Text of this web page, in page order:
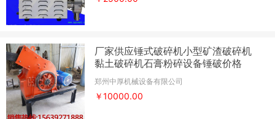
厂家供应锤式破碎机小型矿渣破碎机
黏土破碎机石膏粉碎设备锤破价格
郑州中厚机械设备有限公司
￥10000.00